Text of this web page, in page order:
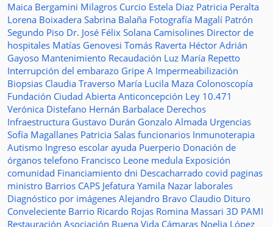
Maica Bergamini Milagros Curcio Estela Diaz Patricia Peralta
Lorena Boixadera Sabrina Balaña Fotografía Magalí Patrón
Segundo Piso Dr. José Félix Solana Camisolines Director de
hospitales Matías Genovesi Tomás Raverta Héctor Adrián
Gayoso Mantenimiento Recaudación Luz María Repetto
Interrupción del embarazo Gripe A Impermeabilización
Biopsias Claudia Traverso María Lucila Maza Colonoscopía
Fundación Ciudad Abierta Anticoncepción Ley 10.471
Verónica Distefano Hernán Barbalace Derechos
Infraestructura Gustavo Durán Gonzalo Almada Urgencias
Sofía Magallanes Patricia Salas funcionarios Inmunoterapia
Autismo Ingreso escolar ayuda Puerperio Donación de
órganos telefono Francisco Leone medula Exposición
comunidad Financiamiento dni Descacharrado covid paginas
ministro Barrios CAPS Jefatura Yamila Nazar laborales
Diagnóstico por imágenes Alejandro Bravo Claudio Dituro
Conveleciente Barrio Ricardo Rojas Romina Massari 3D PAMI
Restauración Asociación Buena Vida Cámaras Noelia López